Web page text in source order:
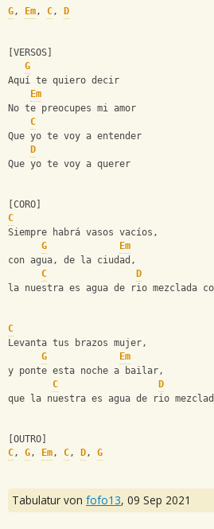
G, Em, C, D
[VERSOS]
G
Aquí te quiero decir
Em
No te preocupes mi amor
C
Que yo te voy a entender
D
Que yo te voy a querer
[CORO]
C
Siempre habrá vasos vacíos,
G
Em
con agua, de la ciudad,
C
D
la nuestra es agua de rio mezclada
C
Levanta tus brazos mujer,
G
Em
y ponte esta noche a bailar,
C
D
que la nuestra es agua de rio
[OUTRO]
C, G, Em, C, D, G
Tabulatur von fofo13, 09 Sep 2021